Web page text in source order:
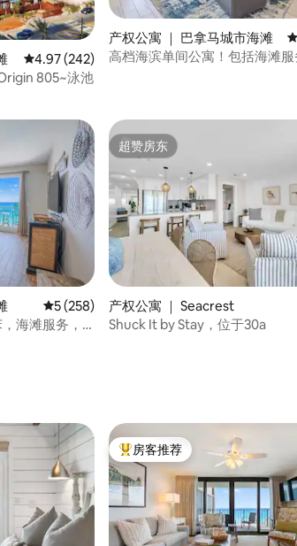
评价
平均评分 4.97 分（满分 5 分），共 242 条评价
4.97 (242)
805~泳池
产权公寓 ｜ 巴拿马城市海滩
高档海滨单间公寓！包括海滩服
评价
平均评分 5 分（满分 5 分），共 258 条评价
5 (258)
海滩服务，
超赞房东
超赞房东
产权公寓 ｜ Seacrest
Shuck It by Stay，位于30a
热门「房客推荐」
房客推荐